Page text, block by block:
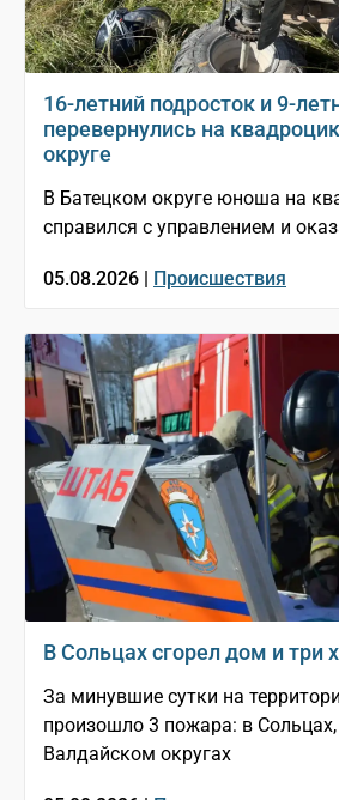
16-летний подросток и 9-
перевернулись на
округе
В Батецком округе юноша на
справился с управлением и
05.08.2026 | Происшествия
В Сольцах сгорел дом и три
За минувшие сутки на
произошло 3 пожара: в
Валдайском округах